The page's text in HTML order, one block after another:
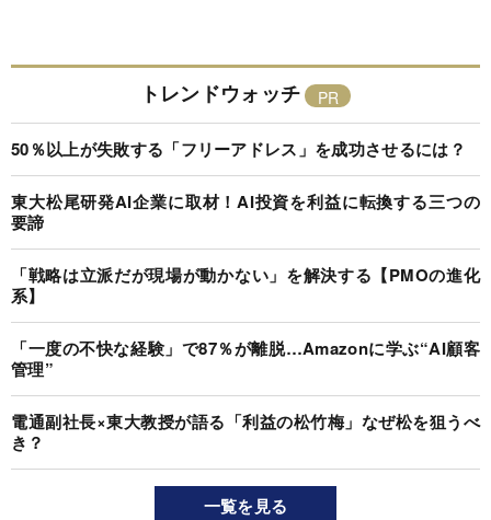
トレンドウォッチ
50％以上が失敗する「フリーアドレス」を成功させるには？
東大松尾研発AI企業に取材！AI投資を利益に転換する三つの
要諦
「戦略は立派だが現場が動かない」を解決する【PMOの進化
系】
「一度の不快な経験」で87％が離脱…Amazonに学ぶ“AI顧客
管理”
電通副社長×東大教授が語る「利益の松竹梅」なぜ松を狙うべ
き？
一覧を見る